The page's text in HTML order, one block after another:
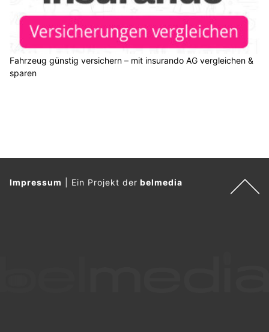
Fahrzeug günstig versichern – mit insurando AG vergleichen &
sparen
Impressum Ein Projekt derbelmedia